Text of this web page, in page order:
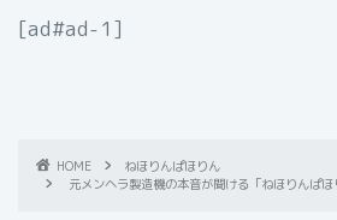
[ad#ad-1]
HOME
ねほりんぱほりん
元メンヘラ製造機の本音が聞ける「ねほりんぱ